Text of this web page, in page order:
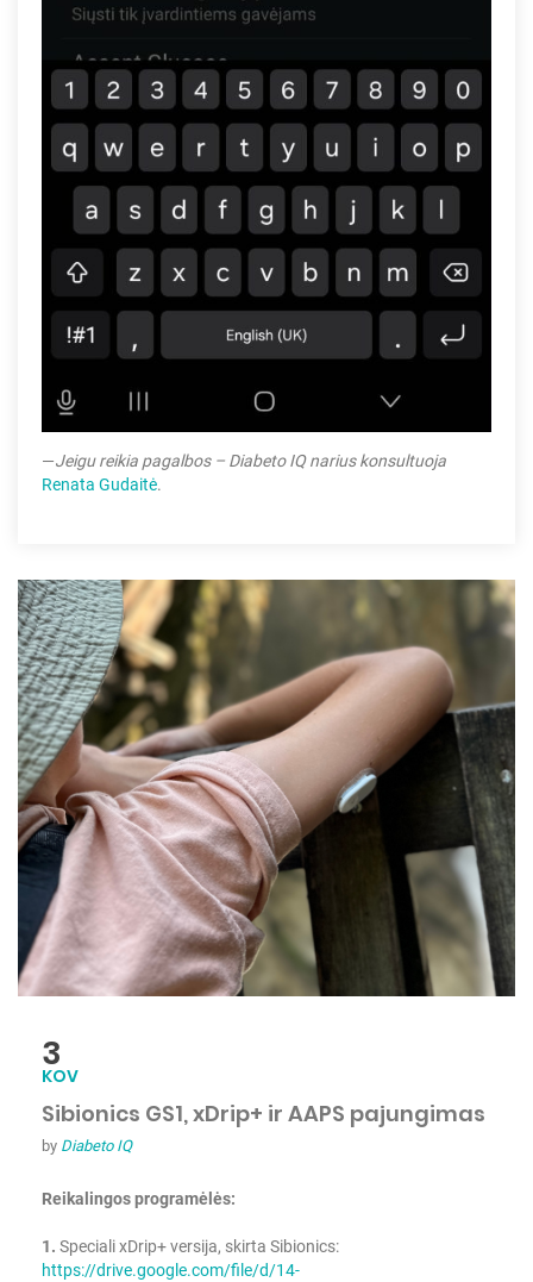
—Jeigu reikia pagalbos – Diabeto IQ narius konsultuoja
Renata Gudaitė.
3
KOV
Sibionics GS1, xDrip+ ir AAPS pajungimas
by Diabeto IQ
Reikalingos programėlės:
1. Speciali xDrip+ versija, skirta Sibionics:
https://drive.google.com/file/d/14-